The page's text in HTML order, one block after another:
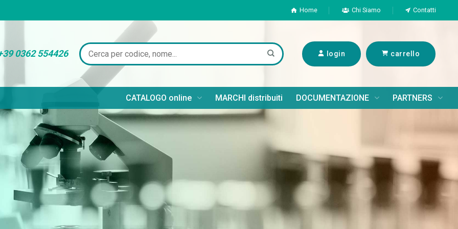
Home Chi Siamo Contatti
0362 554426 login carrello
CATALOGO online MARCHI distribuiti DOCUMENTAZIONE PARTNERS